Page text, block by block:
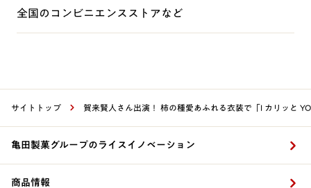
全国のコンビニエンスストアなど
サイトトップ 賀来賢人さん出演！ 柿の種愛あふれる衣装で「I カリッと
亀田製菓グループのライスイノベーション
商品情報